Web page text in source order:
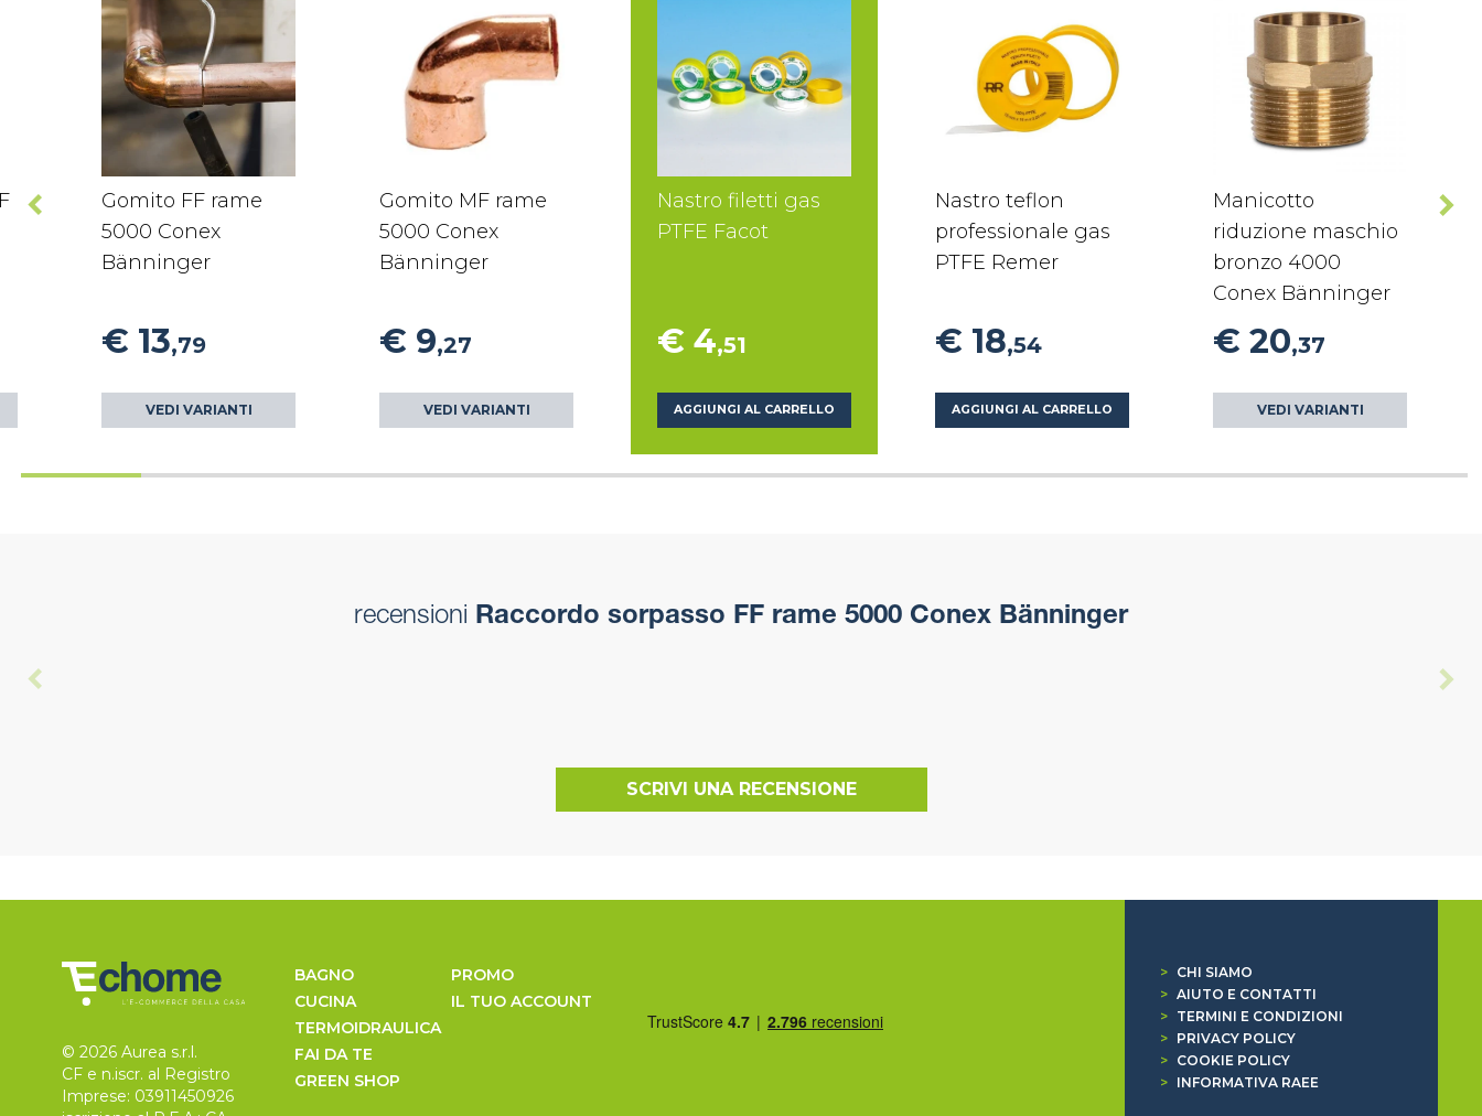
Gomito FF rame
5000 Conex
Bänninger
€ 13,79
VEDI VARIANTI
Gomito MF rame
5000 Conex
Bänninger
€ 9,27
VEDI VARIANTI
Nastro filetti gas
PTFE Facot
€ 4,51
AGGIUNGI AL CARRELLO
Nastro teflon
professionale gas
PTFE Remer
€ 18,54
AGGIUNGI AL CARRELLO
Manicotto
riduzione maschio
bronzo 4000
Conex Bänninger
€ 20,37
VEDI VARIANTI
recensioni Raccordo sorpasso FF rame 5000 Conex Bänninger
SCRIVI UNA RECENSIONE
© 2026 Aurea s.r.l.
CF e n.iscr. al Registro
Imprese: 03911450926
BAGNO
CUCINA
TERMOIDRAULICA
FAI DA TE
GREEN SHOP
PROMO
IL TUO ACCOUNT
>
CHI SIAMO
> AIUTO E CONTATTI
>
TERMINI E CONDIZIONI
>
PRIVACY POLICY
>
COOKIE POLICY
>
INFORMATIVA RAEE